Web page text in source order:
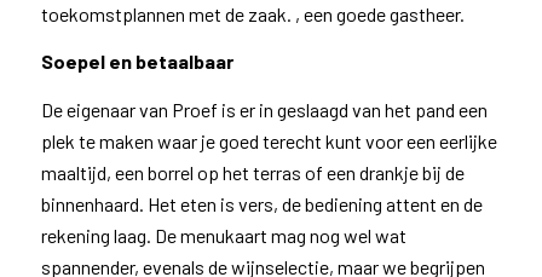
toekomstplannen met de zaak. , een goede gastheer.
Soepel en betaalbaar
De eigenaar van Proef is er in geslaagd van het pand een
plek te maken waar je goed terecht kunt voor een eerlijke
maaltijd, een borrel op het terras of een drankje bij de
binnenhaard. Het eten is vers, de bediening attent en de
rekening laag. De menukaart mag nog wel wat
spannender, evenals de wijnselectie, maar we begrijpen